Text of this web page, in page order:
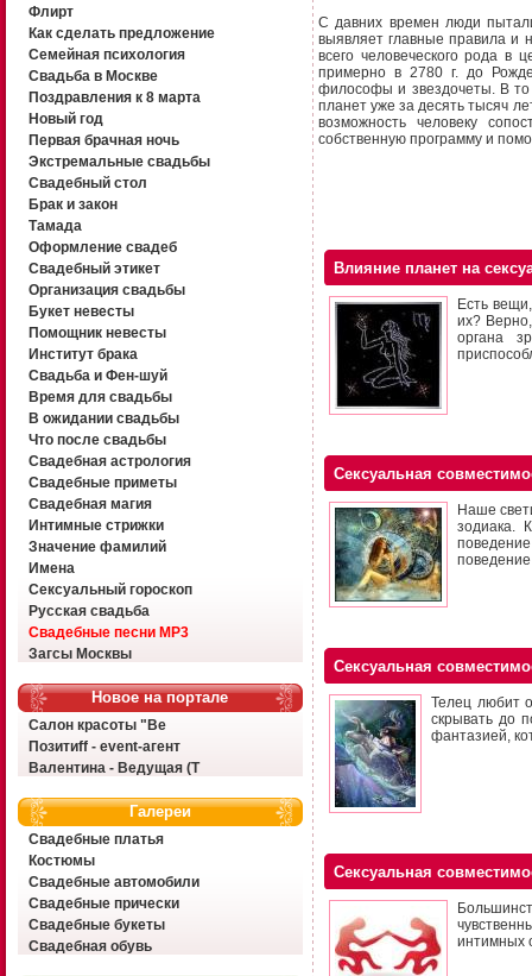
Флирт
Как сделать предложение
Семейная психология
Свадьба в Москве
Поздравления к 8 марта
Новый год
Первая брачная ночь
Экстремальные свадьбы
Свадебный стол
Брак и закон
Тамада
Оформление свадеб
Свадебный этикет
Организация свадьбы
Букет невесты
Помощник невесты
Институт брака
Свадьба и Фен-шуй
Время для свадьбы
В ожидании свадьбы
Что после свадьбы
Свадебная астрология
Свадебные приметы
Свадебная магия
Интимные стрижки
Значение фамилий
Имена
Сексуальный гороскоп
Русская свадьба
Свадебные песни MP3
Загсы Москвы
Новое на портале
Салон красоты "Ве
Позитиff - event-агент
Валентина - Ведущая (Т
Галереи
Свадебные платья
Костюмы
Свадебные автомобили
Свадебные прически
Свадебные букеты
Свадебная обувь
С давних времен люди
выявляет главные правила и
всего человеческого рода в
примерно в2780 г. до
философы и звездочеты. В то
планет уже за десять тысяч
возможность человеку
собственную программу и
Влияние планет на
Есть
их?
органа
Сексуальная
Наше
зодиака.
Сексуальная
Телец любит
скрывать до
фантазией,
Сексуальная
интимных